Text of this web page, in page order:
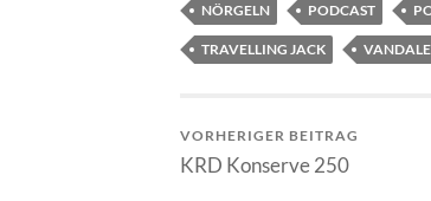
NÖRGELN PODCAST
TRAVELLING JACK
VORHERIGER BEITRAG
KRD Konserve 250